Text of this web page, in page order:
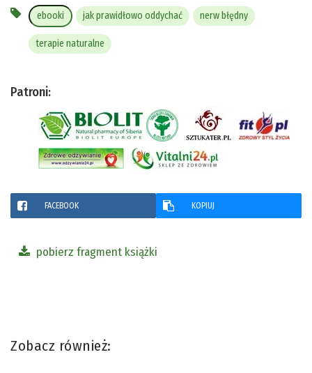
ebooki jak prawidłowo oddychać nerw błędny
terapie naturalne
Patroni:
FACEBOOK KOPIUJ
pobierz fragment książki
Zobacz również: